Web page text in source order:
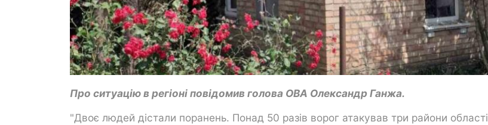
Про ситуацію в регіоні повідомив голова ОВА Олександр Ганжа.
"Двоє людей дістали поранень. Понад 50 разів ворог атакував три райони області